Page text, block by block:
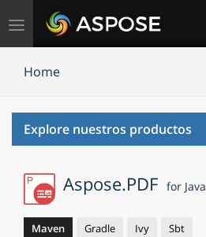
Alternar
Home
Explore nuestros productos
Aspose.PDF for Java
Maven Gradle Ivy Sbt